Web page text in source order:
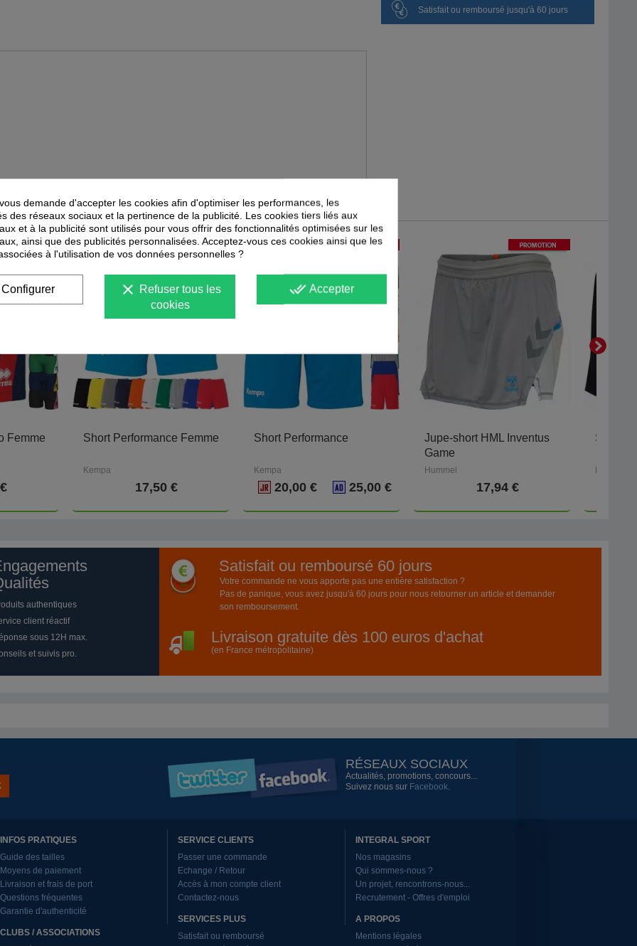
Satisfait ou remboursé jusqu'à 60 jours
ÉGALEMENT VOUS INTÉRESSER
-40%
Femme
PROMOTION
- 30%
Short Performance Femme
Kempa
17,50 €
PROMOTION
-30
Short Performance
Kempa
20,00 € 25,00 €
PROMOTION
-40%
Jupe-short HML Inventus
Game
Hummel
17,94 €
Short
authentiques
client réactif
sous 12H max.
et suivis pro.
Satisfait ou remboursé 60 jours
Votre commande ne vous apporte pas une entière satisfaction ?
Pas de panique, vous avez jusqu'à 60 jours pour nous retourner un article et demander
son remboursement.
Livraison gratuite dès 100 euros d'achat
(en France métropolitaine)
RÉSEAUX SOCIAUX
Actualités, promotions, concours...
Suivez nous sur Facebook.
INFOS PRATIQUES
Guide des tailles
Moyens de paiement
Livraison et frais de port
Questions fréquentes
Garantie d'authenticité
CLUBS / ASSOCIATIONS
SERVICE CLIENTS
Passer une commande
Echange / Retour
Accès à mon compte client
Contactez-nous
SERVICES PLUS
Satisfait ou remboursé
INTEGRAL SPORT
Nos magasins
Qui sommes-nous ?
Un projet, rencontrons-nous...
Recrutement - Offres d'emploi
A PROPOS
Mentions légales
demande d'accepter les cookies afin d'optimiser les performances, les
des réseaux sociaux et la pertinence de la publicité. Les cookies tiers liés aux
et à la publicité sont utilisés pour vous offrir des fonctionnalités optimisées sur les
ainsi que des publicités personnalisées. Acceptez-vous ces cookies ainsi que les
à l'utilisation de vos données personnelles ?
done_all Accepter
clear Refuser tous les
cookies
Configurer